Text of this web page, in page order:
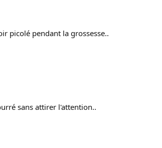
picolé pendant la grossesse..
sans attirer l'attention..